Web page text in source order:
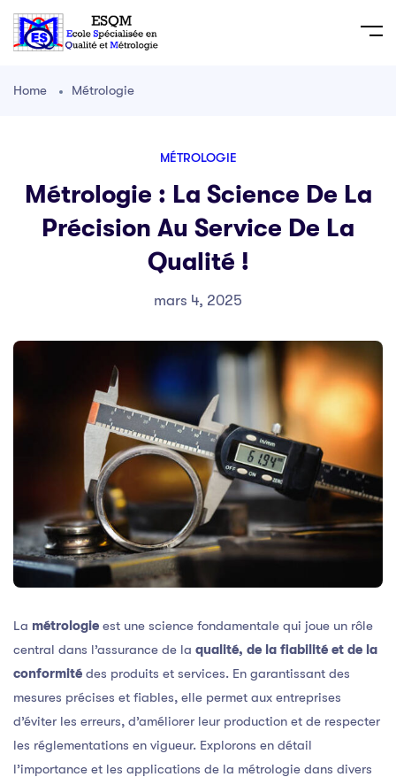
Home Métrologie
MÉTROLOGIE
Métrologie : La Science De La
Précision Au Service De La
Qualité !
mars 4, 2025
La métrologie est une science fondamentale qui joue un rôle
central dans l’assurance de la qualité, de la fiabilité et de la
conformité des produits et services. En garantissant des
mesures précises et fiables, elle permet aux entreprises
d’éviter les erreurs, d’améliorer leur production et de respecter
les réglementations en vigueur. Explorons en détail
l’importance et les applications de la métrologie dans divers